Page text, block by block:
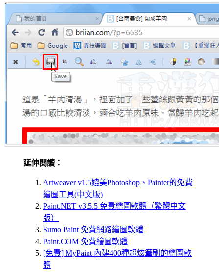
延伸閱讀：
Artweaver v1.5媲美Photoshop、Painter的免費
繪圖工具(中文版)
Paint.NET v3.5.5 免費繪圖軟體（繁體中文
版）
Sumo Paint 免費網路繪圖軟體
Paint.COM 免費繪圖軟體
[免費] MyPaint 內建400種超炫筆刷的繪圖軟
體